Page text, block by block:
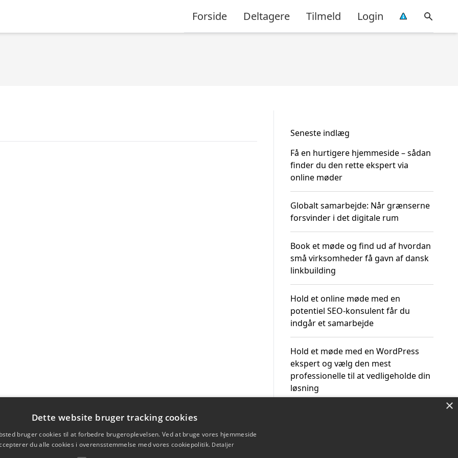
Forside Deltagere Tilmeld Login
Seneste indlæg
Få en hurtigere hjemmeside – sådan
finder du den rette ekspert via
online møder
Globalt samarbejde: Når grænserne
forsvinder i det digitale rum
Book et møde og find ud af hvordan
små virksomheder få gavn af dansk
linkbuilding
Hold et online møde med en
potentiel SEO-konsulent får du
indgår et samarbejde
Hold et møde med en WordPress
ekspert og vælg den mest
professionelle til at vedligeholde din
løsning
×
Dette website bruger tracking cookies
bruger cookies til at forbedre brugeroplevelsen. Ved at bruge vores hjemmeside
du alle cookies i overensstemmelse med vores cookiepolitik. Detaljer